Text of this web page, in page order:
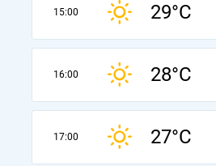
15:00 29°C
16:00 28°C
17:00 27°C